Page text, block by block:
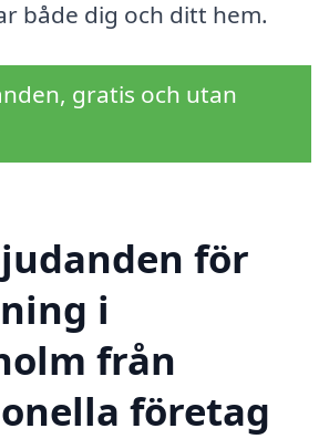
både dig och ditt hem.
gratis och utan
för
i
från
företag